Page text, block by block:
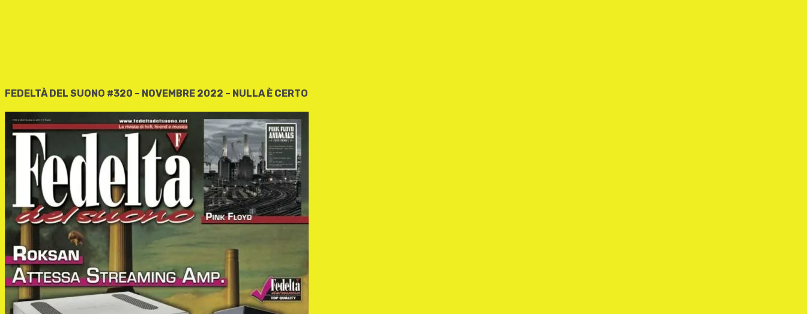
FEDELTÀ DEL SUONO #320 – NOVEMBRE 2022 – NULLA È CERTO